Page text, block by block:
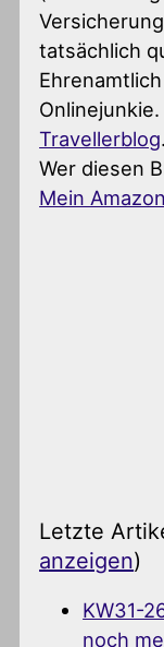
tatsächlich
Travellerblog.
Wer diesen
Mein
Letzte
anzeigen)
KW31-
noch